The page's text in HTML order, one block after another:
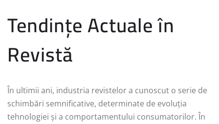
Tendințe Actuale în
Revistă
În ultimii ani, industria revistelor a cunoscut o serie de
schimbări semnificative, determinate de evoluția
tehnologiei și a comportamentului consumatorilor. În